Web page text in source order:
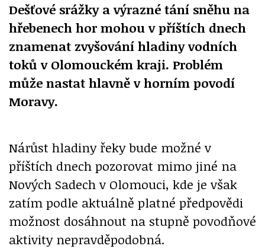
Dešťové srážky a výrazné tání sněhu na
hřebenech hor mohou v příštích dnech
znamenat zvyšování hladiny vodních
toků v Olomouckém kraji. Problém
může nastat hlavně v horním povodí
Moravy.
Nárůst hladiny řeky bude možné v
příštích dnech pozorovat mimo jiné na
Nových Sadech v Olomouci, kde je však
zatím podle aktuálně platné předpovědi
možnost dosáhnout na stupně povodňové
aktivity nepravděpodobná.